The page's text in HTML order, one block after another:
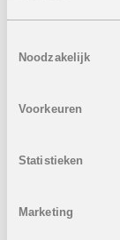
Noodzakelijk
Voorkeuren
Statistieken
Marketing
Elektrische
Conciërge
PRIJZEN
Inclusief: